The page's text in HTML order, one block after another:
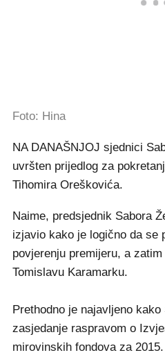
Foto: Hina
NA DANAŠNJOJ sjednici
uvršten prijedlog za
Tihomira Oreškovića.
Naime, predsjednik Sabora
izjavio kako je logično da se
povjerenju premijeru, a
Tomislavu Karamarku.
Prethodno je najavljeno
zasjedanje raspravom o
mirovinskih fondova za 2015.